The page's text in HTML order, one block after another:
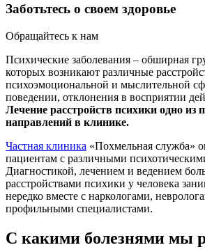
Заботьтесь о своем здоровье
Обращайтесь к нам
Психические заболевания – обширная
которых возникают различные
психоэмоциональной и мыслительной
поведении, отклонения в восприятии
Лечение расстройств психики одно из
направлений в клинике.
Частная клиника «Похмельная служба»
пациентам с различными
Диагностикой, лечением и ведением
расстройствами психики у человека
нередко вместе с наркологами,
профильными специалистами.
С какими болезнями мы